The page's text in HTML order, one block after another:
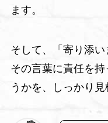
ます。
そして、「寄り添い
その言葉に責任を
うかを、しっかり見